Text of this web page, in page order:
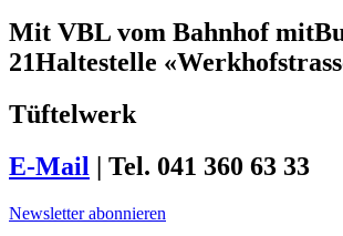
Mit VBL vom Bahnhof mit
21Haltestelle
Tüftelwerk
E-Mail | Tel. 041 360 63 33
Newsletter abonnieren